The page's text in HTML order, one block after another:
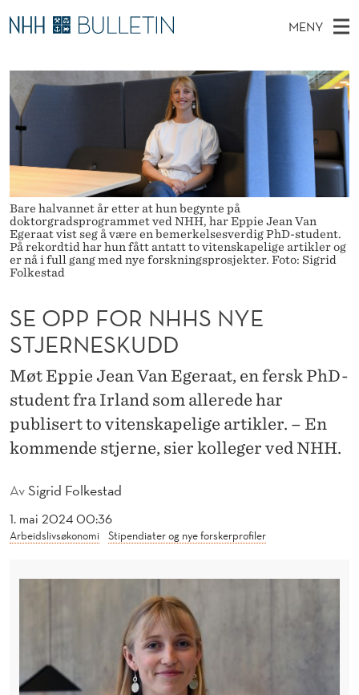
S
E
O
P
F
O
R
N
H
H
S
N
Y
E
S
T
J
E
MENY
O
V
E
M
E
N
Y
Ø
I
N
E
E
T
Stipendiater og nye forskerprofiler
Disputaser
Ekspertutvalg
Om Bulletin
Bare halvannet år etter at hun begynte på
doktorgradsprogrammet ved NHH, har Eppie Jean Van
Egeraat vist seg å være en bemerkelsesverdig PhD-student.
På rekordtid har hun fått antatt to vitenskapelige artikler og
er nå i full gang med nye forskningsprosjekter. Foto: Sigrid
Folkestad
AvSigrid Folkestad
1. mai 2024 00:36
Arbeidslivsøkonomi Stipendiater og nye forskerprofiler
SE OPP FOR NHHS NYE
STJERNESKUDD
Møt Eppie Jean Van Egeraat, en fersk PhD-
student fra Irland som allerede har
publisert to vitenskapelige artikler. – En
kommende stjerne, sier kolleger ved NHH.